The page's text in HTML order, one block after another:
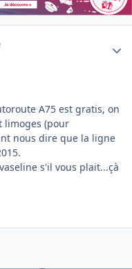
A75 est gratis, on
limoges (pour
nous dire que la ligne
s'il vous plait...çà